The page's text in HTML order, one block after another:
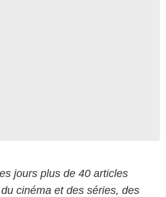
jours plus de 40 articles
cinéma et des séries, des